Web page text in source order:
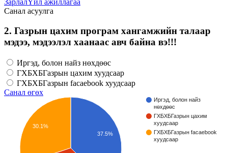
ЗарлалҮйл ажиллагаа
Санал асуулга
2. Газрын цахим програм хангамжийн талаар
мэдээ, мэдээлэл хаанаас авч байна вэ!!!
Иргэд, болон найз нөхдөөс
ГХБХБГазрын цахим хуудсаар
ГХБХБГазрын facaebook хуудсаар
Санал өгөх
Иргэд, болон найз
нөхдөөс
ГХБХБГазрын цахим
хуудсаар
ГХБХБГазрын facaebook
хуудсаар
37.5%
30.1%